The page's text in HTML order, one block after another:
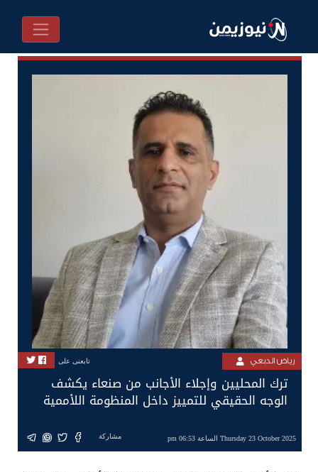
رياض الدبعي تابعنى على
ترك المحليين وإجلاء الأجانب من صنعاء يكشف
الوجه الحقيقي للتمييز داخل المنظومة اللأممية
Thursday 23 October 2025 الساعة 06:53 pm مشاركة